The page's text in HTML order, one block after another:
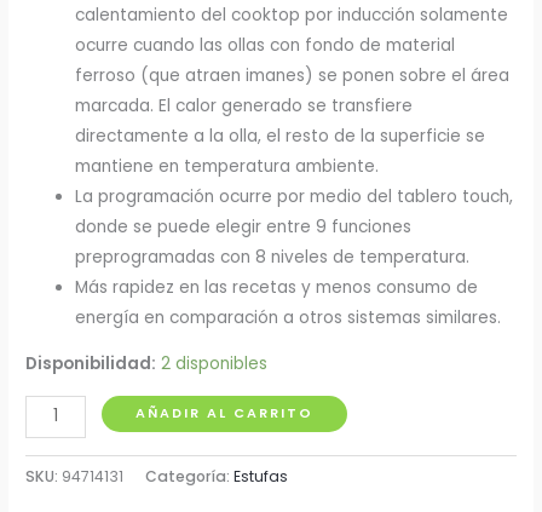
calentamiento del cooktop por inducción solamente
ocurre cuando las ollas con fondo de material
ferroso (que atraen imanes) se ponen sobre el área
marcada. El calor generado se transfiere
directamente a la olla, el resto de la superficie se
mantiene en temperatura ambiente.
La programación ocurre por medio del tablero touch,
donde se puede elegir entre 9 funciones
preprogramadas con 8 niveles de temperatura.
Más rapidez en las recetas y menos consumo de
energía en comparación a otros sistemas similares.
Disponibilidad: 2 disponibles
Estufa
Eléctrica
de
AÑADIR AL CARRITO
SKU: 94714131 Categoría:Estufas